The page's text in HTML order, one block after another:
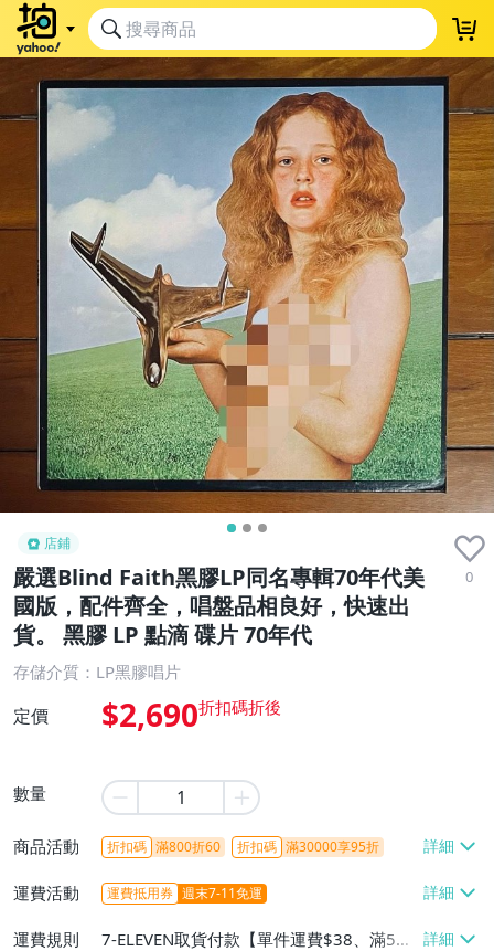
店鋪
嚴選Blind Faith黑膠LP同名專輯70年代美
國版，配件齊全，唱盤品相良好，快速出
貨。 黑膠 LP 點滴 碟片 70年代
0
存儲介質：LP黑膠唱片
定價 $2,690
數量
商品活動 折扣碼 滿800折60 折扣碼 滿30000享95折
運費活動 運費抵用券 週末7-11免運
運費規則
7-ELEVEN取貨付款【單件運費$38、滿5件